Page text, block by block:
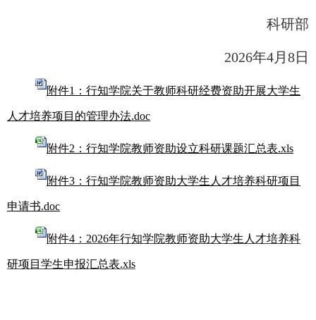
科研部
2026年4月8日
附件1：行知学院关于教师科研经费资助开展大学生
人才培养项目的管理办法.doc
附件2：行知学院教师资助设立科研课题汇总表.xls
附件3：行知学院教师资助大学生人才培养科研项目
申请书.doc
附件4：2026年行知学院教师资助大学生人才培养科
研项目学生申报汇总表.xls